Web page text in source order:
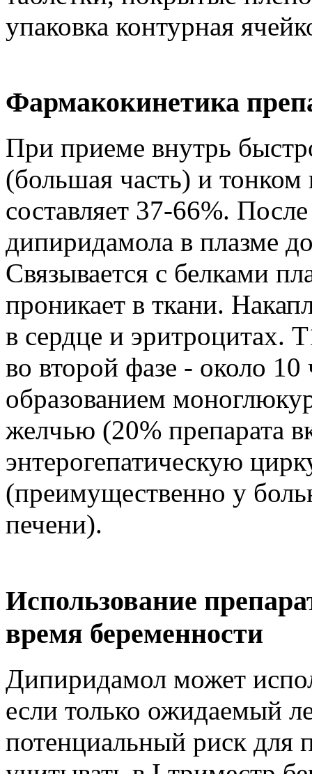
упаковка контурная
Фармакокинетика
При приеме внутрь
(большая часть) и
составляет 37-66%.
дипиридамола в плазме
Связывается с белками
проникает в ткани.
в сердце и эритроцитах.
во второй фазе - около
образованием
желчью (20% препарата
энтерогепатическую
(преимущественно у
печени).
Использование
время беременности
Дипиридамол может
если только ожидаемый
потенциальный риск для